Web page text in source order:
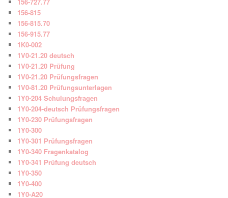
156-815
156-815.70
156-915.77
1K0-002
1V0-21.20 deutsch
1V0-21.20 Prüfung
1V0-21.20 Prüfungsfragen
1V0-81.20 Prüfungsunterlagen
1Y0-204 Schulungsfragen
1Y0-204-deutsch Prüfungsfragen
1Y0-230 Prüfungsfragen
1Y0-300
1Y0-301 Prüfungsfragen
1Y0-340 Fragenkatalog
1Y0-341 Prüfung deutsch
1Y0-350
1Y0-400
1Y0-A20